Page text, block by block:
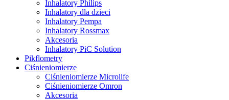
Inhalatory Philips
Inhalatory dla dzieci
Inhalatory Pempa
Inhalatory Rossmax
Akcesoria
Inhalatory PiC Solution
Pikflometry
Ciśnieniomierze
Ciśnieniomierze Microlife
Ciśnieniomierze Omron
Akcesoria